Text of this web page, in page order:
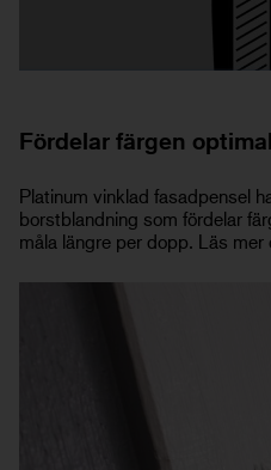
Fördelar färgen
Platinum vinklad fasadpensel
borstblandning som fördelar
måla längre per dopp. Läs mer